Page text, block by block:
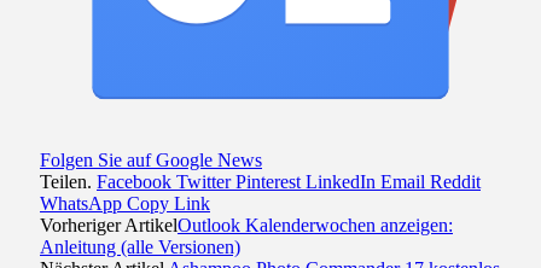
Folgen Sie auf Google News
Teilen. Facebook Twitter Pinterest LinkedIn Email Reddit
WhatsApp Copy Link
Vorheriger ArtikelOutlook Kalenderwochen anzeigen:
Anleitung (alle Versionen)